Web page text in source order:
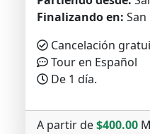
Finalizando en: San
Cancelación
Tour en Español
De 1 día.
A partir de$400.00